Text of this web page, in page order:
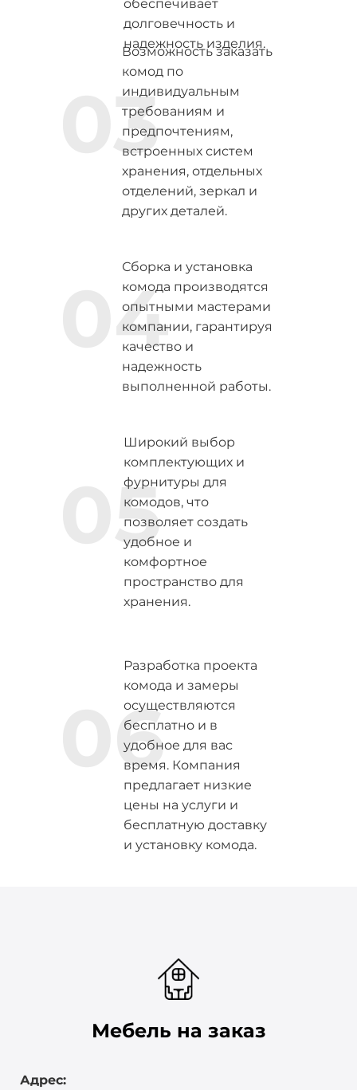
обеспечивает
долговечность и
надежность изделия.
Возможность заказать
комод по
индивидуальным
требованиям и
предпочтениям,
встроенных систем
хранения, отдельных
отделений, зеркал и
других деталей.
Сборка и установка
комода производятся
опытными мастерами
компании, гарантируя
качество и
надежность
выполненной работы.
Широкий выбор
комплектующих и
фурнитуры для
комодов, что
позволяет создать
удобное и
комфортное
пространство для
хранения.
Разработка проекта
комода и замеры
осуществляются
бесплатно и в
удобное для вас
время. Компания
предлагает низкие
цены на услуги и
бесплатную доставку
и установку комода.
03
04
05
06
Мебель на заказ
Адрес: